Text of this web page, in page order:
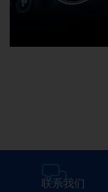
联系我们